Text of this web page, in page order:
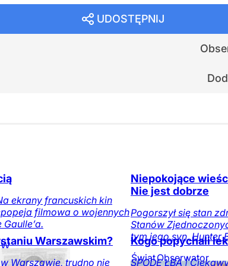
UDOSTĘPNIJ
ekrany francuskich kin
filmowa o wojennych
W
Niepokojące
Nie jest dobrze
Pogorszył się stan
Stanów
tym jego syn, Hunter
ŚwiatObserwator
Warszawskim?
Warszawie, trudno nie
Kogo popychali
SPODE ŁBA |